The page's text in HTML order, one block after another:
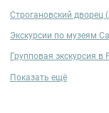
Строгановский дворец
Экскурсии по музеям
Групповая экскурсия в
Показать ещё